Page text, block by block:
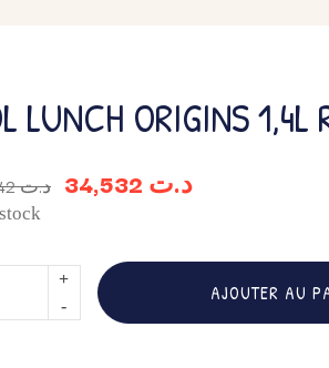
LUNCH ORIGINS 1,4L
د.ت46,042 د.ت
AJOUTER AU